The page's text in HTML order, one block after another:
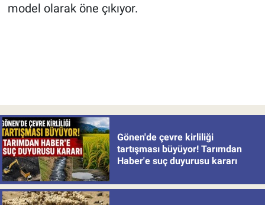
model olarak öne çıkıyor.
Gönen'de çevre kirliliği
tartışması büyüyor! Tarımdan
Haber'e suç duyurusu kararı